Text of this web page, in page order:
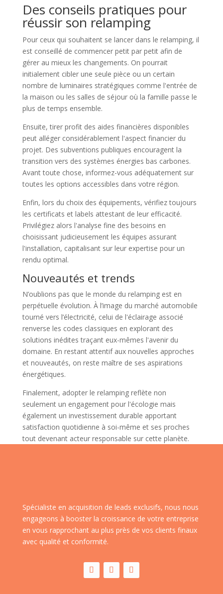
Des conseils pratiques pour
réussir son relamping
Pour ceux qui souhaitent se lancer dans le relamping, il
est conseillé de commencer petit par petit afin de
gérer au mieux les changements. On pourrait
initialement cibler une seule pièce ou un certain
nombre de luminaires stratégiques comme l'entrée de
la maison ou les salles de séjour où la famille passe le
plus de temps ensemble.
Ensuite, tirer profit des aides financières disponibles
peut alléger considérablement l'aspect financier du
projet. Des subventions publiques encouragent la
transition vers des systèmes énergies bas carbones.
Avant toute chose, informez-vous adéquatement sur
toutes les options accessibles dans votre région.
Enfin, lors du choix des équipements, vérifiez toujours
les certificats et labels attestant de leur efficacité.
Privilégiez alors l'analyse fine des besoins en
choisissant judicieusement les équipes assurant
l'installation, capitalisant sur leur expertise pour un
rendu optimal.
Nouveautés et trends
N’oublions pas que le monde du relamping est en
perpétuelle évolution. À l’image du marché automobile
tourné vers l’électricité, celui de l'éclairage associé
renverse les codes classiques en explorant des
solutions inédites traçant eux-mêmes l'avenir du
domaine. En restant attentif aux nouvelles approches
et nouveautés, on reste maître de ses aspirations
énergétiques.
Finalement, adopter le relamping reflète non
seulement un engagement pour l'écologie mais
également un investissement durable apportant
satisfaction quotidienne à soi-même et ses proches
tout devenant acteur responsable sur cette planète.
Spécialiste en acquisition de leads exclusifs, nous nous
engageons à booster la croissance de votre entreprise
en vous rapprochant au plus près de vos clients finaux
avec qualité et conformité.